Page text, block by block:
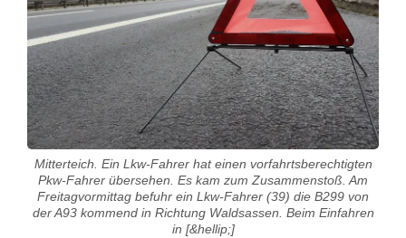
Mitterteich. Ein Lkw-Fahrer hat einen vorfahrtsberechtigten
Pkw-Fahrer übersehen. Es kam zum Zusammenstoß. Am
Freitagvormittag befuhr ein Lkw-Fahrer (39) die B299 von
der A93 kommend in Richtung Waldsassen. Beim Einfahren
in [&hellip;]